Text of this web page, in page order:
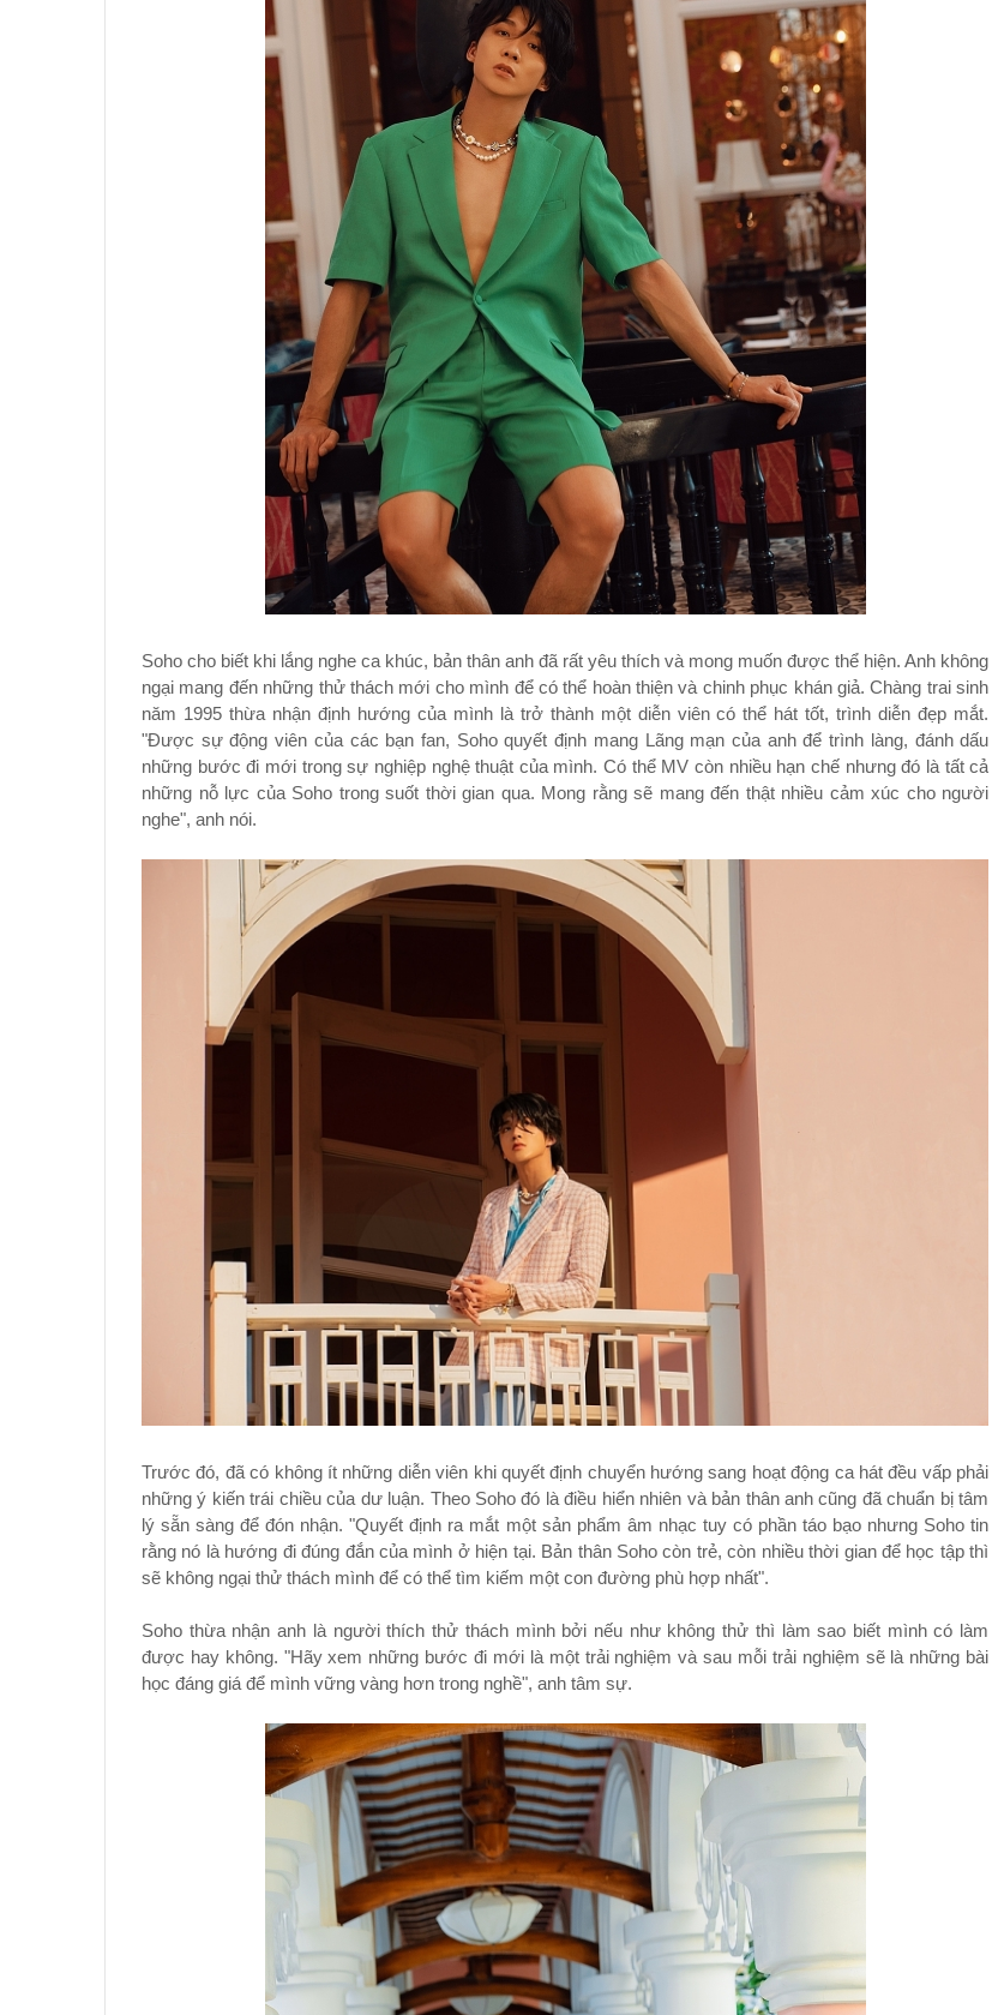
Soho cho biết khi lắng nghe ca khúc, bản thân anh đã rất yêu thích và mong muốn được thể hiện. Anh không
ngại mang đến những thử thách mới cho mình để có thể hoàn thiện và chinh phục khán giả. Chàng trai sinh
năm 1995 thừa nhận định hướng của mình là trở thành một diễn viên có thể hát tốt, trình diễn đẹp mắt.
"Được sự động viên của các bạn fan, Soho quyết định mang Lãng mạn của anh để trình làng, đánh dấu
những bước đi mới trong sự nghiệp nghệ thuật của mình. Có thể MV còn nhiều hạn chế nhưng đó là tất cả
những nỗ lực của Soho trong suốt thời gian qua. Mong rằng sẽ mang đến thật nhiều cảm xúc cho người
nghe", anh nói.
Trước đó, đã có không ít những diễn viên khi quyết định chuyển hướng sang hoạt động ca hát đều vấp phải
những ý kiến trái chiều của dư luận. Theo Soho đó là điều hiển nhiên và bản thân anh cũng đã chuẩn bị tâm
lý sẵn sàng để đón nhận. "Quyết định ra mắt một sản phẩm âm nhạc tuy có phần táo bạo nhưng Soho tin
rằng nó là hướng đi đúng đắn của mình ở hiện tại. Bản thân Soho còn trẻ, còn nhiều thời gian để học tập thì
sẽ không ngại thử thách mình để có thể tìm kiếm một con đường phù hợp nhất".
Soho thừa nhận anh là người thích thử thách mình bởi nếu như không thử thì làm sao biết mình có làm
được hay không. "Hãy xem những bước đi mới là một trải nghiệm và sau mỗi trải nghiệm sẽ là những bài
học đáng giá để mình vững vàng hơn trong nghề", anh tâm sự.